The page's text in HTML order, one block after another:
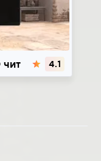
чит 4.1